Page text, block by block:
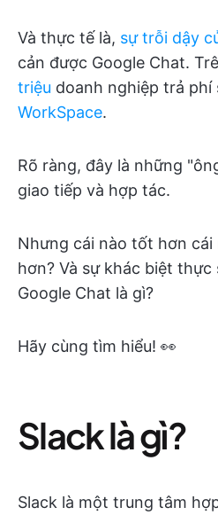
Và thực tế là, sự trỗi dậy
cản được Google Chat.
triệu doanh nghiệp trả phí
WorkSpace.
Rõ ràng, đây là những
giao tiếp và hợp tác.
Nhưng cái nào tốt hơn cái
hơn? Và sự khác biệt thực
Google Chat là gì?
Hãy cùng tìm hiểu! 👀
Slack là gì?
Slack là một trung tâm